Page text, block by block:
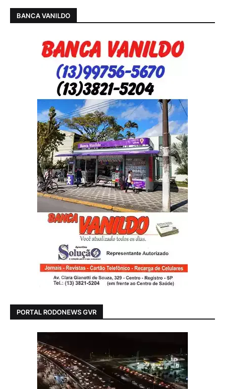
BANCA VANILDO
PORTAL RODONEWS GVR